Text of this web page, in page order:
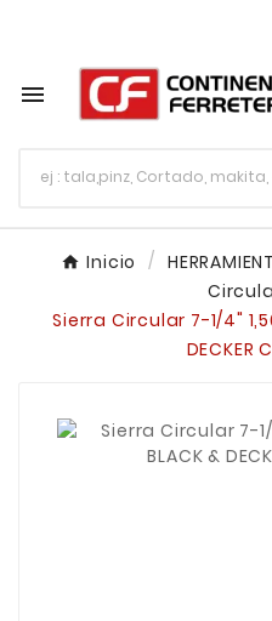

Inicio
Sierra Circular 7-1/4"
DECKER